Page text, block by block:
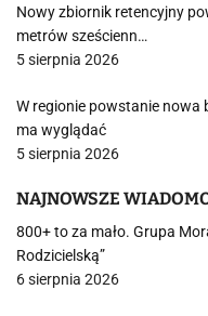
Nowy zbiornik retencyjny
metrów sześcienn…
5 sierpnia 2026
W regionie powstanie nowa
ma wyglądać
5 sierpnia 2026
NAJNOWSZE
800+ to za mało. Grupa
Rodzicielską”
6 sierpnia 2026